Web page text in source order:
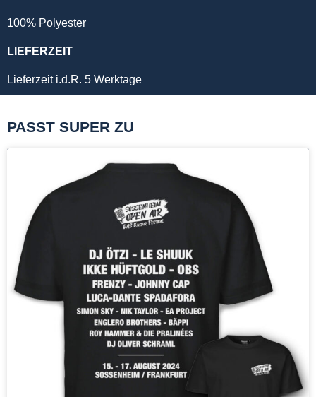
100% Polyester
LIEFERZEIT
Lieferzeit i.d.R. 5 Werktage
PASST SUPER ZU